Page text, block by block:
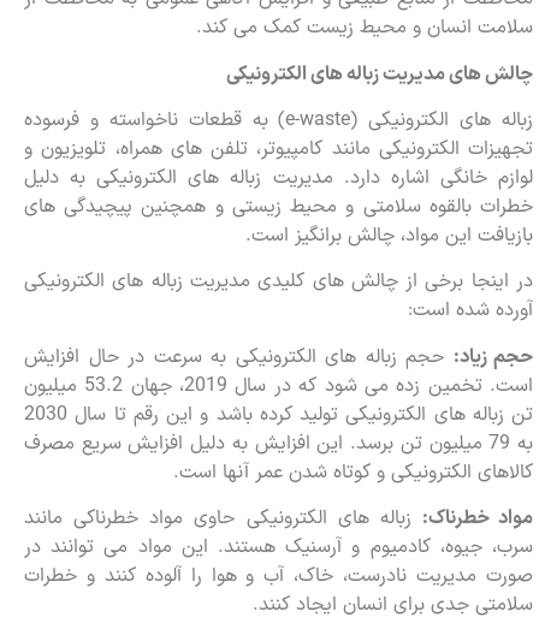
سلامت انسان و محیط زیست کمک می کند.
چالش های مدیریت زباله های الکترونیکی
زباله های الکترونیکی (e-waste) به قطعات ناخواسته و فرسوده
تجهیزات الکترونیکی مانند کامپیوتر، تلفن های همراه، تلویزیون و
لوازم خانگی اشاره دارد. مدیریت زباله های الکترونیکی به دلیل
خطرات بالقوه سلامتی و محیط زیستی و همچنین پیچیدگی های
بازیافت این مواد، چالش برانگیز است.
در اینجا برخی از چالش های کلیدی مدیریت زباله های الکترونیکی
آورده شده است:
حجم زیاد: حجم زباله های الکترونیکی به سرعت در حال افزایش
است. تخمین زده می شود که در سال 2019، جهان 53.2 میلیون
تن زباله های الکترونیکی تولید کرده باشد و این رقم تا سال 2030
به 79 میلیون تن برسد. این افزایش به دلیل افزایش سریع مصرف
کالاهای الکترونیکی و کوتاه شدن عمر آنها است.
مواد خطرناک: زباله های الکترونیکی حاوی مواد خطرناکی مانند
سرب، جیوه، کادمیوم و آرسنیک هستند. این مواد می توانند در
صورت مدیریت نادرست، خاک، آب و هوا را آلوده کنند و خطرات
سلامتی جدی برای انسان ایجاد کنند.